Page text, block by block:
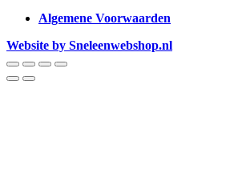
Algemene Voorwaarden
Website by Sneleenwebshop.nl